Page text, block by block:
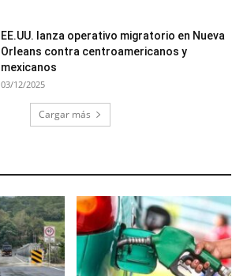
EE.UU. lanza operativo migratorio en Nueva
Orleans contra centroamericanos y
mexicanos
03/12/2025
Cargar más